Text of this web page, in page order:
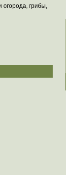
огорода, грибы,